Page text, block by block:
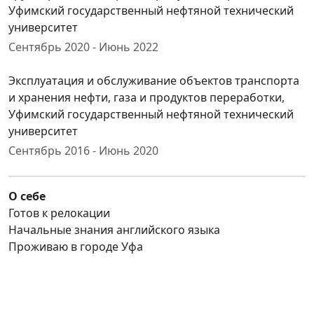
Уфимский государственный нефтяной технический
университет
Сентябрь 2020 - Июнь 2022
Эксплуатация и обслуживание объектов транспорта
и хранения нефти, газа и продуктов переработки,
Уфимский государственный нефтяной технический
университет
Сентябрь 2016 - Июнь 2020
О себе
Готов к релокации
Начальные знания английского языка
Проживаю в городе Уфа